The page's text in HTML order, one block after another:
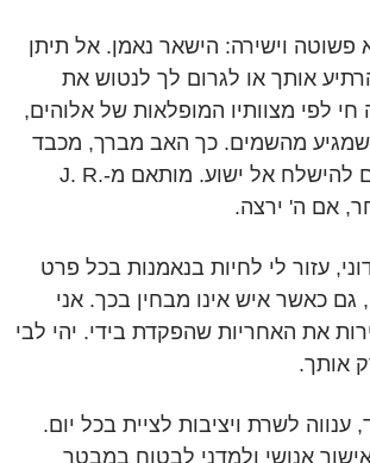
פשוטה וישירה: הישאר נאמן. אל תיתן
אותך או לגרום לך לנטוש את
לפי מצוותיו המופלאות של אלוהים,
שמגיע מהשמים. כך האב מברך, מכבד
ומכין את הצייתנים להישלח אל ישוע. מותאם מ-J. R.
עזור לי לחיות בנאמנות בכל פרט
גם כאשר איש אינו מבחין בכך. אני
את האחריות שהפקדת בידי. יהי לבי
אותך.
ענווה לשרת ויציבות לציית בכל יום.
אנושי ולמדני לבטוח במבטך